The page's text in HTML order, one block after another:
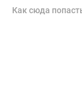
Как сюда